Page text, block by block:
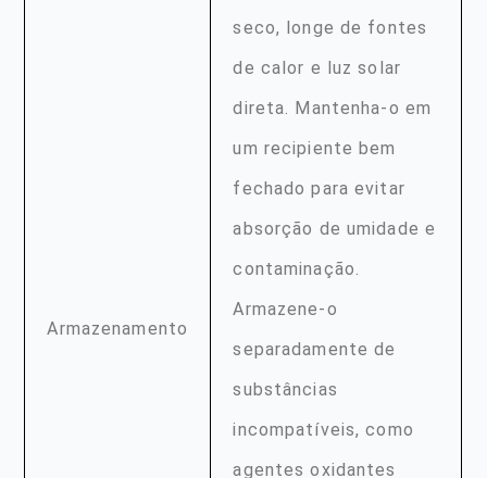
Armazenamento
seco, longe de fontes
de calor e luz solar
direta. Mantenha-o em
um recipiente bem
fechado para evitar
absorção de umidade e
contaminação.
Armazene-o
separadamente de
substâncias
incompatíveis, como
agentes oxidantes